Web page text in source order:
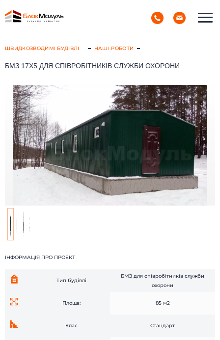
РУС
УКР
Головна
Наші роботи
Наші клієнти
Новини
ШВИДКОЗВОДИМІ БУДІВЛІ НАШІ РОБОТИ
БМЗ 17Х5 ДЛЯ СПІВРОБІТНИКІВ СЛУЖБИ ОХОРОНИ
ІНФОРМАЦІЯ ПРО ПРОЕКТ
Тип будівлі
БМЗ для співробітників служби
охорони
Площа: 85 м2
Клас Стандарт